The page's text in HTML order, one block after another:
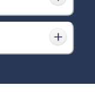
涂料选购全景
到施工验收的
5-10年马太效